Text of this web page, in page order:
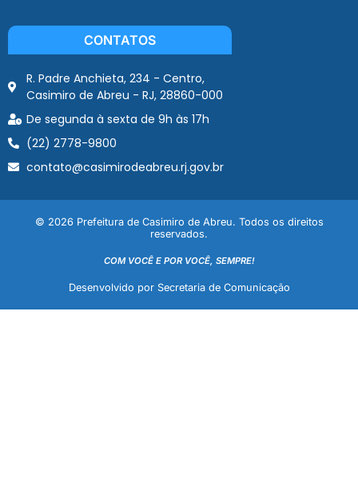
CONTATOS
R. Padre Anchieta, 234 - Centro,
Casimiro de Abreu - RJ, 28860-000
De segunda à sexta de 9h às 17h
(22) 2778-9800
contato@casimirodeabreu.rj.gov.br
© 2026 Prefeitura de Casimiro de Abreu. Todos os direitos
reservados.
COM VOCÊ E POR VOCÊ, SEMPRE!
Desenvolvido por Secretaria de Comunicação